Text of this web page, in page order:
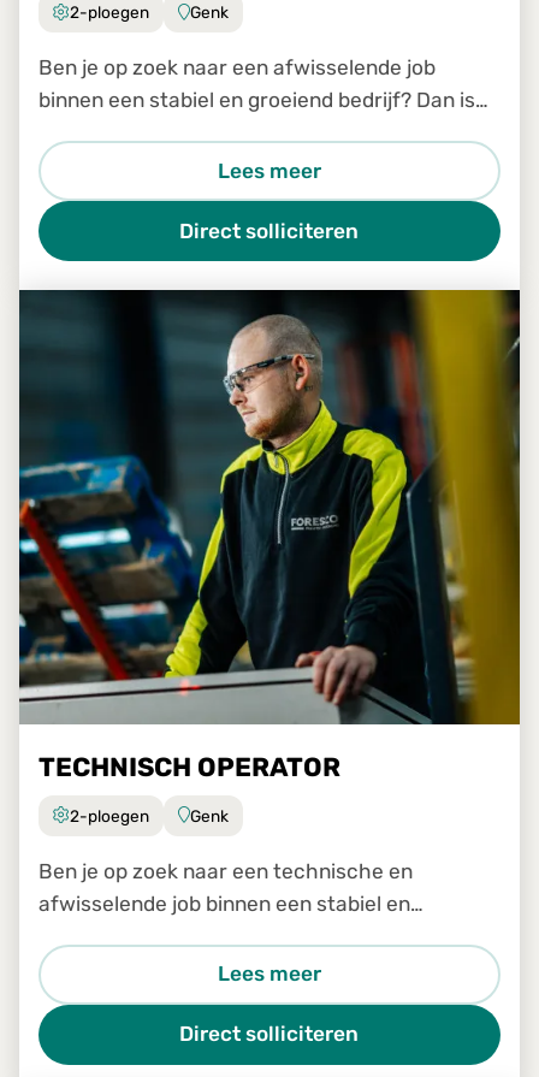
2-ploegen Genk
Ben je op zoek naar een afwisselende job
binnen een stabiel en groeiend bedrijf? Dan is
voor jou.
Lees meer
Direct solliciteren
TECHNISCH OPERATOR
2-ploegen Genk
Ben je op zoek naar een technische en
afwisselende job binnen een stabiel en
Operator in Genk zeker iets voor jou.
Lees meer
Direct solliciteren